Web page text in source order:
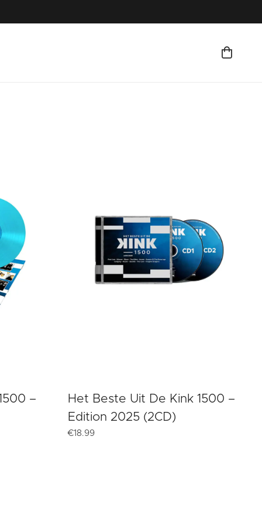
–
Het Beste Uit De Kink 1500 –
Edition 2025 (2CD)
€18.99